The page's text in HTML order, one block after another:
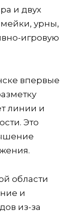
и двух
урны,
игровую
впервые
линии и
Это
области
и
из-за